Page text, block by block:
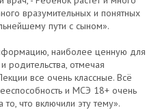
вразумительных и понятных
пути с сыном».
наиболее ценную для
родительства, отмечая
все очень классные. Всё
и МСЭ 18+ очень
что включили эту тему».